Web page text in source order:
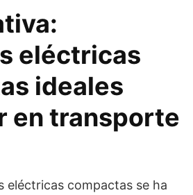
eléctricas
ideales
en transporte
eléctricas compactas se ha